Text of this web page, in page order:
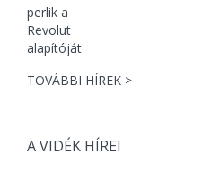
TOVÁBBI HÍREK >
A VIDÉK HÍREI